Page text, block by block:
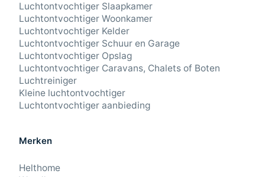
Luchtontvochtiger Slaapkamer
Luchtontvochtiger Woonkamer
Luchtontvochtiger Kelder
Luchtontvochtiger Schuur en Garage
Luchtontvochtiger Opslag
Luchtontvochtiger Caravans, Chalets of Boten
Luchtreiniger
Kleine luchtontvochtiger
Luchtontvochtiger aanbieding
Merken
Helthome